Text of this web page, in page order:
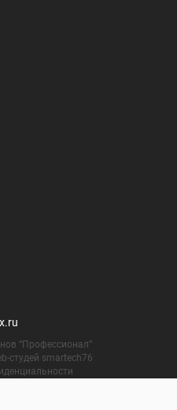
“Профессионал”
студей smartech76